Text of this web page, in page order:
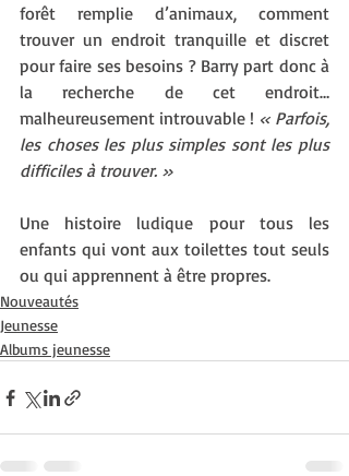
forêt remplie d’animaux, comment
trouver un endroit tranquille et discret
pour faire ses besoins ? Barry part donc à
la recherche de cet endroit…
malheureusement introuvable ! « Parfois,
les choses les plus simples sont les plus
difficiles à trouver. »
Une histoire ludique pour tous les
enfants qui vont aux toilettes tout seuls
ou qui apprennent à être propres.
Nouveautés
Jeunesse
Albums jeunesse